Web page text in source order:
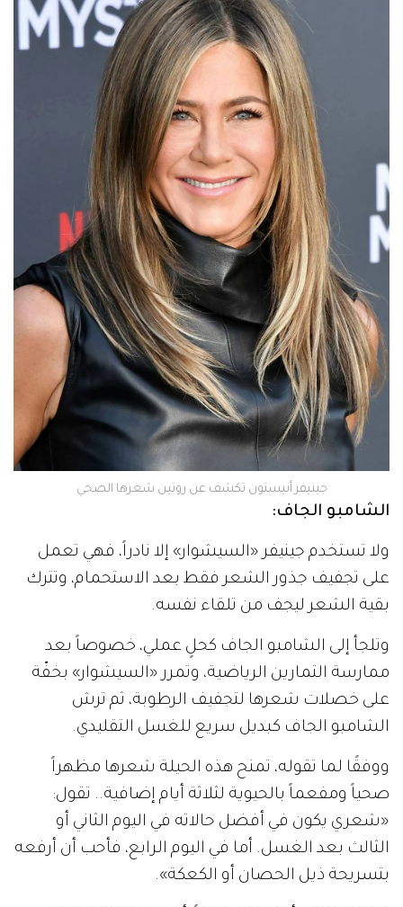
جينيفر أنيستون تكشف عن روتين شعرها الصحي
الشامبو الجاف:
ولا تستخدم جينيفر «السيشوار» إلا نادراً، فهي تعمل
على تجفيف جذور الشعر فقط بعد الاستحمام، وتترك
بقية الشعر ليجف من تلقاء نفسه.
وتلجأ إلى الشامبو الجاف كحلٍ عملي، خصوصاً بعد
ممارسة التمارين الرياضية، وتمرر «السيشوار» بخفّة
على خصلات شعرها لتجفيف الرطوبة، ثم ترش
الشامبو الجاف كبديل سريع للغسل التقليدي.
ووفقًا لما تقوله، تمنح هذه الحيلة شعرها مظهراً
صحياً ومفعماً بالحيوية لثلاثة أيام إضافية.. تقول:
«شعري يكون في أفضل حالاته في اليوم الثاني أو
الثالث بعد الغسل. أما في اليوم الرابع، فأحب أن أرفعه
بتسريحة ذيل الحصان أو الكعكة».